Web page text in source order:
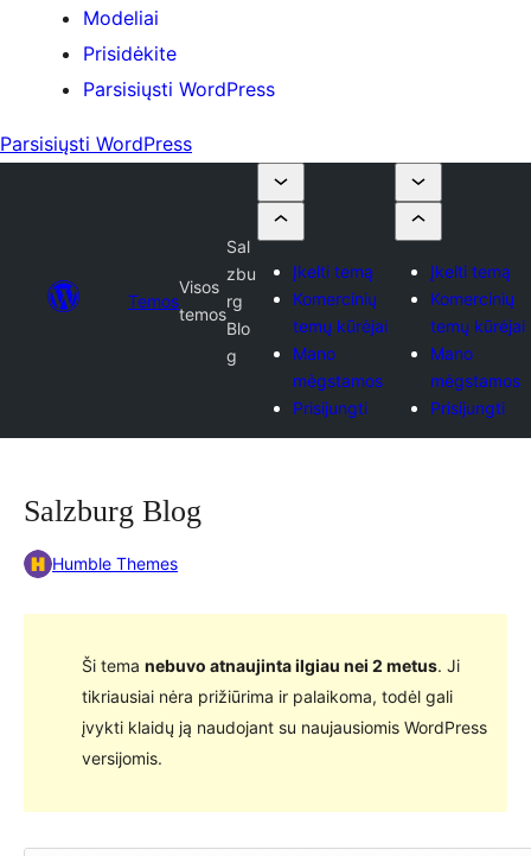
Modeliai
Prisidėkite
Parsisiųsti WordPress
Parsisiųsti WordPress
Temos
Visos
temos
Sal
zbu
rg
Blo
g
Įkelti temą
Komercinių
temų kūrėjai
Mano
mėgstamos
Prisijungti
Įkelti temą
Komercinių
temų kūrėjai
Mano
mėgstamos
Prisijungti
Salzburg Blog
Humble Themes
Ši tema nebuvo atnaujinta ilgiau nei 2 metus. Ji
tikriausiai nėra prižiūrima ir palaikoma, todėl gali
įvykti klaidų ją naudojant su naujausiomis WordPress
versijomis.